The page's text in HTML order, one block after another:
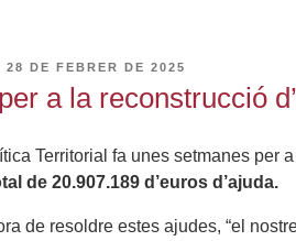
PUBLICAT
28 DE FEBRER DE 2025
a la reconstrucció
Territorial fa unes setmanes per
de 20.907.189 d’euros d’ajuda.
de resoldre estes ajudes, “el